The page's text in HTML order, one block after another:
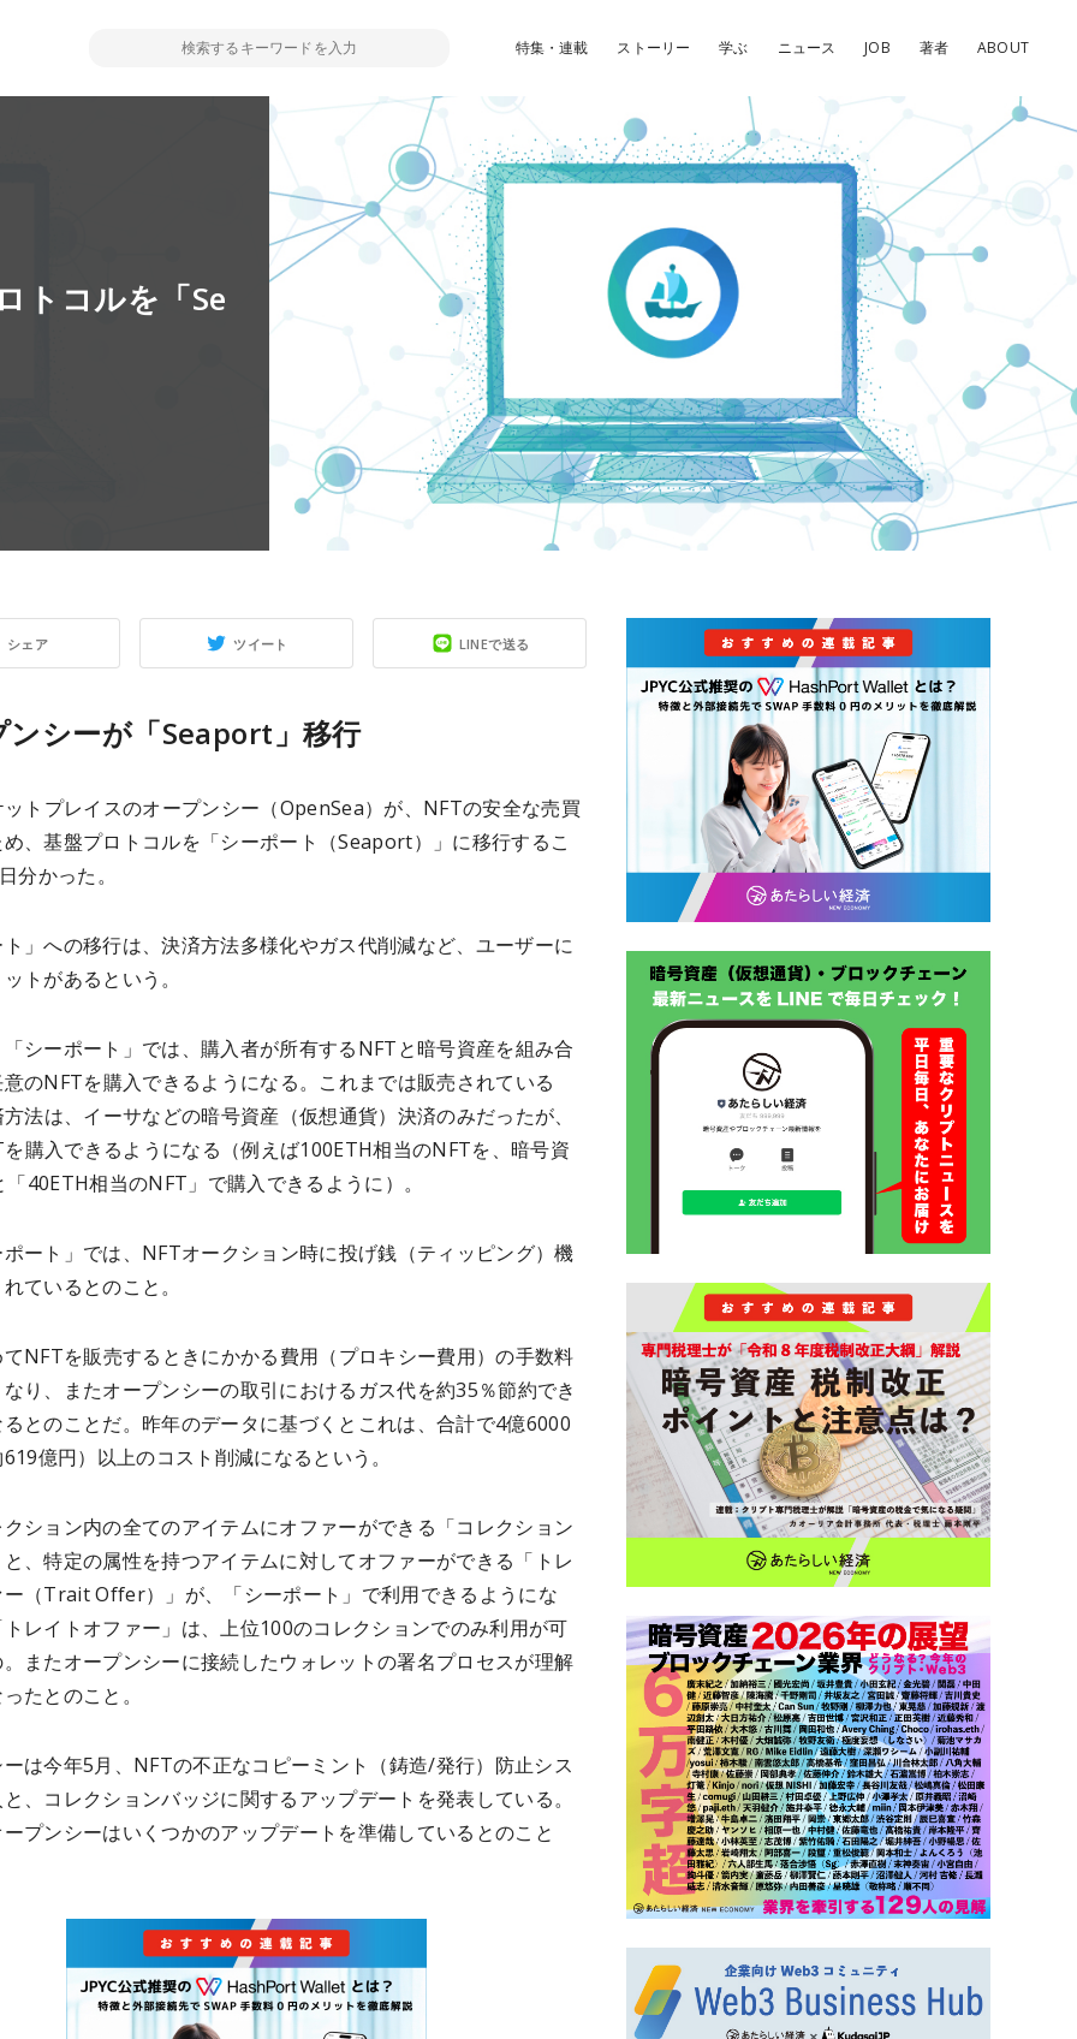
特集・連載 ストーリー 学ぶ ニュース JOB 著者 ABOUT
トコルを「Se
シェア ツイート LINEで送る
ンシーが「Seaport」移行
トプレイスのオープンシー（OpenSea）が、NFTの安全な売買
、基盤プロトコルを「シーポート（Seaport）」に移行するこ
分かった。
」への移行は、決済方法多様化やガス代削減など、ユーザーに
トがあるという。
シーポート」では、購入者が所有するNFTと暗号資産を組み合
のNFTを購入できるようになる。これまでは販売されている
法は、イーサなどの暗号資産（仮想通貨）決済のみだったが、
購入できるようになる（例えば100ETH相当のNFTを、暗号資
40ETH相当のNFT」で購入できるように）。
ート」では、NFTオークション時に投げ銭（ティッピング）機
ているとのこと。
NFTを販売するときにかかる費用（プロキシー費用）の手数料
り、またオープンシーの取引におけるガス代を約35％節約でき
とのことだ。昨年のデータに基づくとこれは、合計で4億6000
億円）以上のコスト削減になるという。
ション内の全てのアイテムにオファーができる「コレクション
、特定の属性を持つアイテムに対してオファーができる「トレ
（Trait Offer）」が、「シーポート」で利用できるようにな
レイトオファー」は、上位100のコレクションでのみ利用が可
またオープンシーに接続したウォレットの署名プロセスが理解
たとのこと。
は今年5月、NFTの不正なコピーミント（鋳造/発行）防止シス
、コレクションバッジに関するアップデートを発表している。
プンシーはいくつかのアップデートを準備しているとのこと